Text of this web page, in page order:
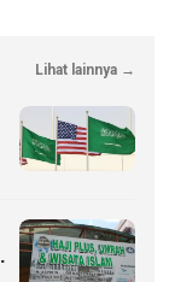
Lihat lainnya →